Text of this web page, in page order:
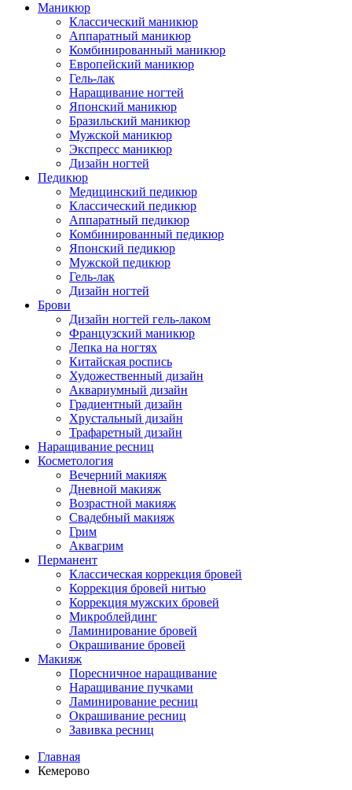
Маникюр
Классический маникюр
Аппаратный маникюр
Комбинированный маникюр
Европейский маникюр
Гель-лак
Наращивание ногтей
Японский маникюр
Бразильский маникюр
Мужской маникюр
Экспресс маникюр
Дизайн ногтей
Педикюр
Медицинский педикюр
Классический педикюр
Аппаратный педикюр
Комбинированный педикюр
Японский педикюр
Мужской педикюр
Гель-лак
Дизайн ногтей
Брови
Дизайн ногтей гель-лаком
Французский маникюр
Лепка на ногтях
Китайская роспись
Художественный дизайн
Аквариумный дизайн
Градиентный дизайн
Хрустальный дизайн
Трафаретный дизайн
Наращивание ресниц
Косметология
Вечерний макияж
Дневной макияж
Возрастной макияж
Свадебный макияж
Грим
Аквагрим
Перманент
Классическая коррекция бровей
Коррекция бровей нитью
Коррекция мужских бровей
Микроблейдинг
Ламинирование бровей
Окрашивание бровей
Макияж
Поресничное наращивание
Наращивание пучками
Ламинирование ресниц
Окрашивание ресниц
Завивка ресниц
Главная
Кемерово